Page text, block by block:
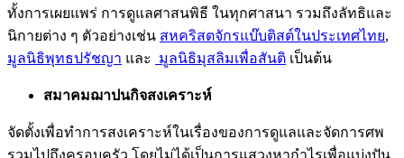
ทั้งการเผยแพร่ การดูแลศาสนพิธี ในทุกศาสนา รวมถึงลัทธิและ
นิกายต่าง ๆ ตัวอย่างเช่น สหคริสตจักรแบ๊บติสต์ในประเทศไทย,
มูลนิธิพุทธปรัชญา และ มูลนิธิมุสลิมเพื่อสันติ เป็นต้น
สมาคมฌาปนกิจสงเคราะห์
จัดตั้งเพื่อทำการสงเคราะห์ในเรื่องของการดูแลและจัดการศพ
รวมไปถึงครอบครัว โดยไม่ได้เป็นการแสวงหากำไรเพื่อแบ่งปัน